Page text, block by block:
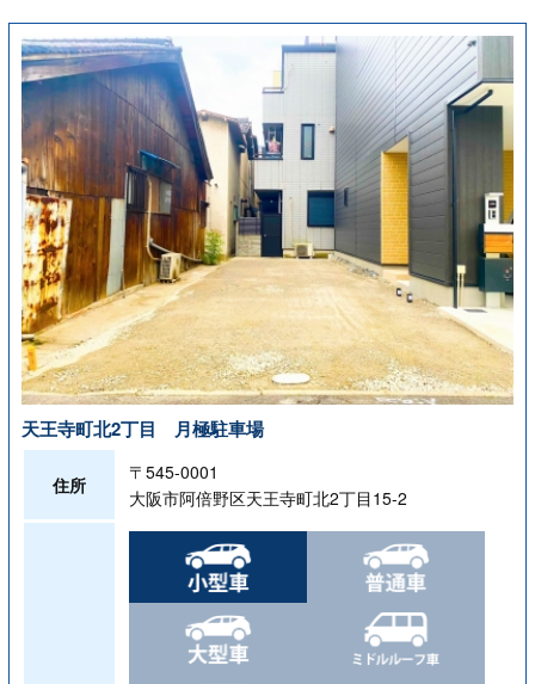
天王寺町北2丁目 月極駐車場
住所
〒545-0001
大阪市阿倍野区天王寺町北2丁目15-2